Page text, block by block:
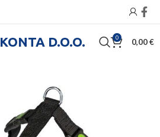
KONTA D.O.O. 0 0,00€